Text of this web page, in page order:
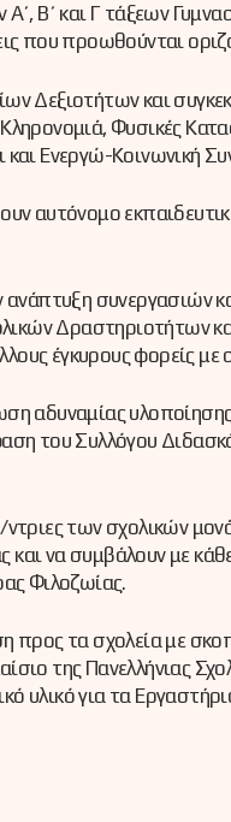
Β΄ και Γ τάξεων
που προωθούνται
Δεξιοτήτων και
Φυσικές
Ενεργώ-Κοινωνική
αυτόνομο
ανάπτυξη
Δραστηριοτήτων
έγκυρους φορείς με
αδυναμίας
του Συλλόγου
των σχολικών
και να συμβάλουν με
Φιλοζωίας.
προς τα σχολεία με
της Πανελλήνιας
υλικό για τα